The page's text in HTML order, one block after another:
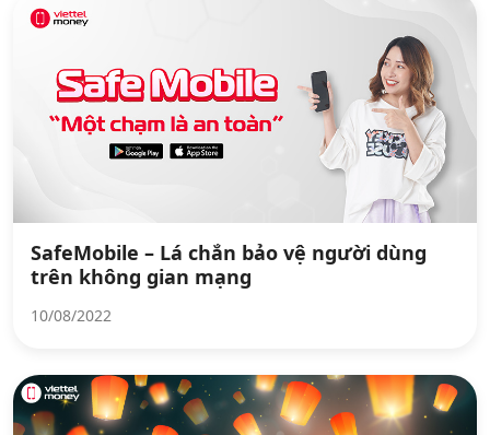
SafeMobile – Lá chắn bảo vệ người dùng
trên không gian mạng
10/08/2022